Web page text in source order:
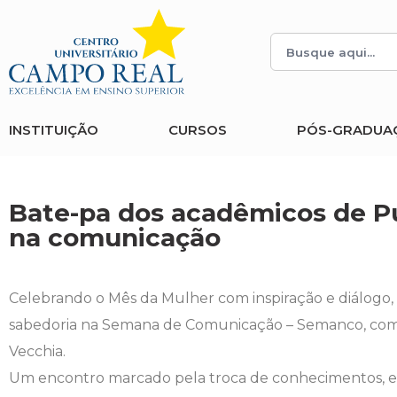
INSTITUIÇÃO CURSOS PÓS-
Bate-pa dos acadêmicos de
na comunicação
Celebrando o Mês da Mulher com inspiração e
sabedoria na Semana de Comunicação – Semanco,
Vecchia.
Um encontro marcado pela troca de conhecimentos,
Histórico
Editais
Publicações Institucionais
Administração
Ciências Contábeis
Direito
Enfermagem
Engenharia Civil
Vestibular de Inverno
2ª Via de Boleto
Biblioteca
Calendário Acadêmico
Calendário de Provas
Central de Estágios - TCC
Avalie a Campo Real
COLAP
Comissão de Ética no Uso de Animais
Comitê de Ética em Pesquisa
Educação em Direitos Humanos